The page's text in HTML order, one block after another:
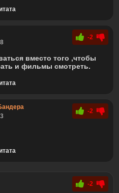
-2
вместо того ,чтобы
и фильмы смотреть.
-2
-2